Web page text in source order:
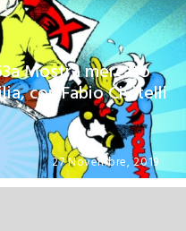
Mostra mercato
con Fabio Civitelli
27 Novembre, 2019